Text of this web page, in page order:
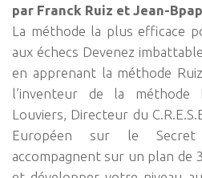
par Franck Ruiz et Jean-
La méthode la plus efficace
aux échecs Devenez
en apprenant la méthode
l’inventeur de la méthode
Louviers, Directeur du
Européen sur le Secret
accompagnent sur un plan de